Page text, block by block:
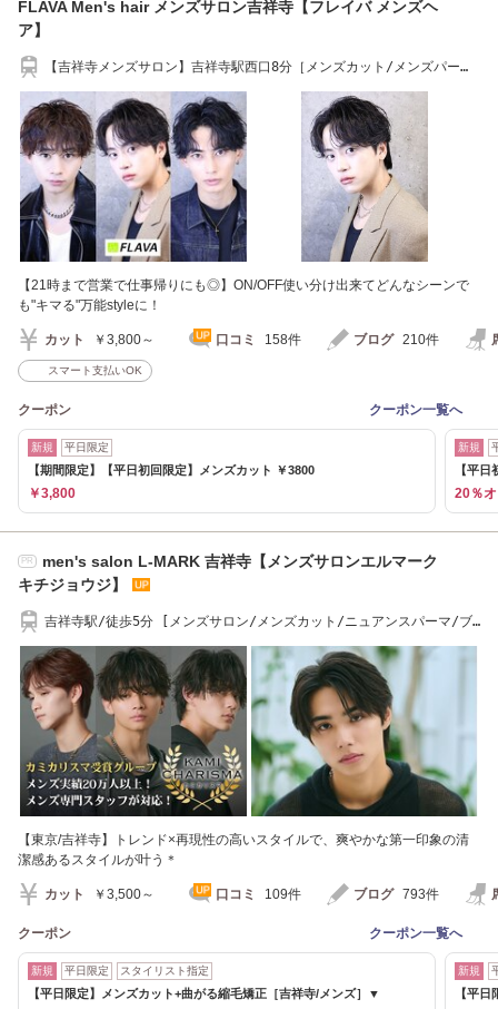
FLAVA Men's hair メンズサロン吉祥寺【フレイバ メンズヘ
ア】
【吉祥寺メンズサロン】吉祥寺駅西口8分［メンズカット/メンズパー
【21時まで営業で仕事帰りにも◎】ON/OFF使い分け出来てどんなシーンで
も"キマる"万能styleに！
カット ￥3,800～ 口コミ 158件 ブログ 210件
スマート支払いOK
クーポン クーポン一覧へ
新規 平日限定
【期間限定】【平日初回限定】メンズカット ￥3800
￥3,800
新規
【平
20％
PR
men's salon L-MARK 吉祥寺【メンズサロンエルマーク
キチジョウジ】
吉祥寺駅/徒歩5分 [メンズサロン/メンズカット/ニュアンスパーマ/ブ
【東京/吉祥寺】トレンド×再現性の高いスタイルで、爽やかな第一印象の清
潔感あるスタイルが叶う＊
カット ￥3,500～ 口コミ 109件 ブログ 793件
クーポン クーポン一覧へ
新規 平日限定 スタイリスト指定
【平日限定】メンズカット+曲がる縮毛矯正［吉祥寺/メンズ］▼
新規
【平